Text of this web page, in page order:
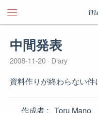
中間発表
2008-11-20 Diary
資料作りが終わらない件
作成者
Toru Mano